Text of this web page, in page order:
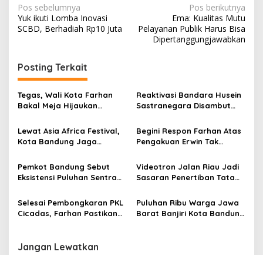
N
a
i
g
a
s
i
p
s
Pos sebelumnya
Yuk ikuti Lomba Inovasi
SCBD, Berhadiah Rp10 Juta
Pos berikutnya
Ema: Kualitas Mutu
Pelayanan Publik Harus Bisa
Dipertanggungjawabkan
Posting Terkait
Tegas, Wali Kota Farhan
Bakal Meja Hijaukan
Riau
Reaktivasi Bandara Husein
Sastranegara Disambut
Air Jet
Lewat Asia Africa Festival,
Kota Bandung Jaga
Global
Begini Respon Farhan Atas
Pengakuan Erwin Tak
Pemerintahan
Pemkot Bandung Sebut
Eksistensi Puluhan Sentra
PDRB Terbesar
Videotron Jalan Riau Jadi
Sasaran Penertiban Tata
Selesai Pembongkaran PKL
Cicadas, Farhan Pastikan
Puluhan Ribu Warga Jawa
Barat Banjiri Kota Bandung
Jangan Lewatkan